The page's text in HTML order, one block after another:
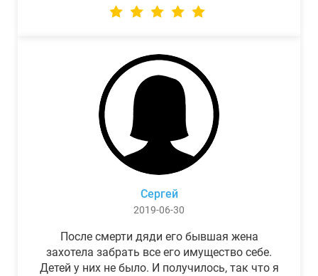
Сергей
2019-06-30
После смерти дяди его бывшая жена
захотела забрать все его имущество себе.
Детей у них не было. И получилось, так что я